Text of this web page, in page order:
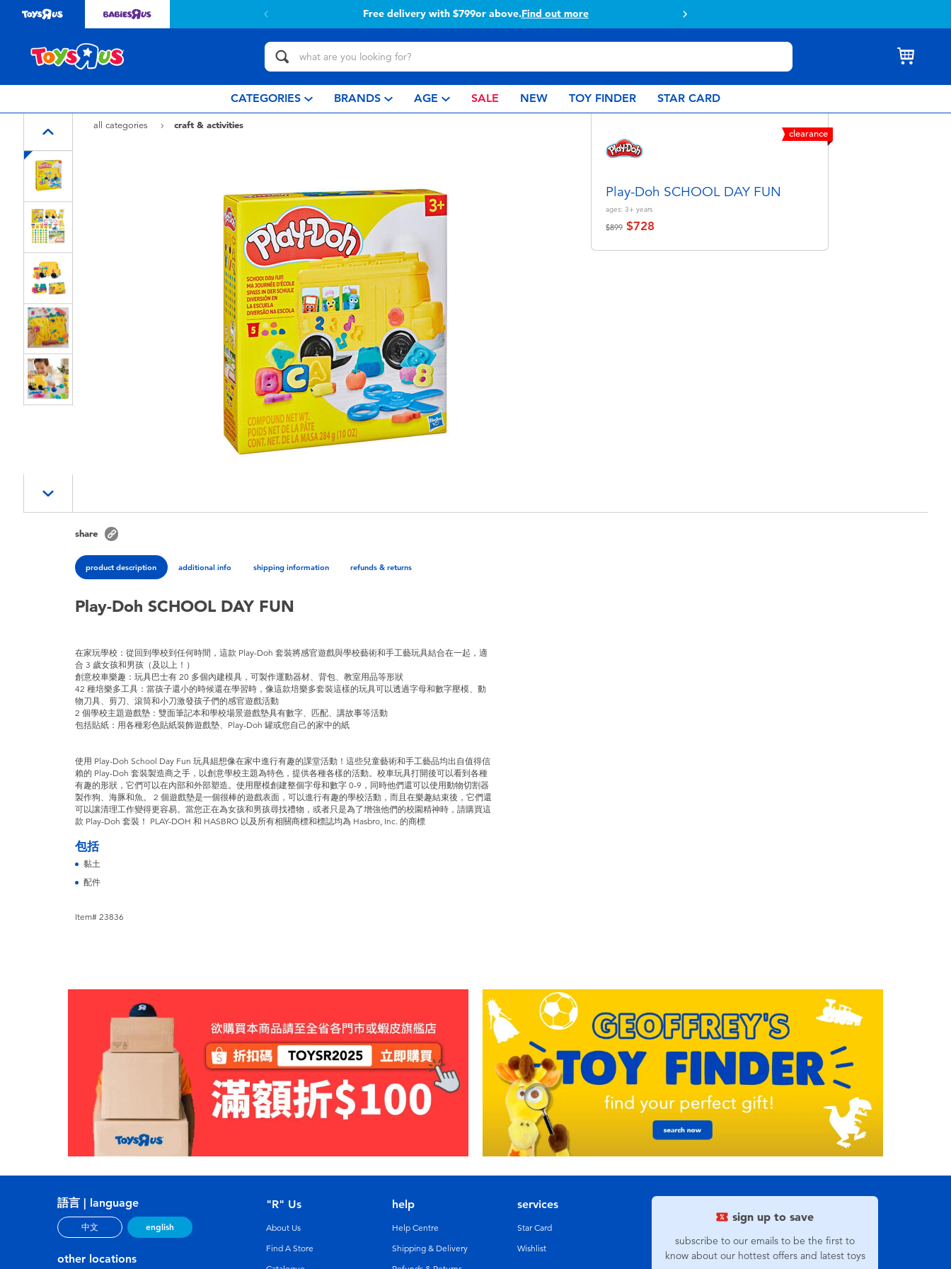
Free delivery with $799or above.Find out more
CATEGORIES BRANDS AGE SALE NEW TOY FINDER STAR CARD
all categories
craft & activities
clearance
Play-Doh SCHOOL DAY FUN
ages: 3+ years
Price reduced from
$899to$728
share
product description additional info shipping information refunds & returns
Play-Doh SCHOOL DAY FUN
在家玩學校：從回到學校到任何時間，這款 Play-Doh 套裝將感官遊戲與學校藝術和手工藝玩具結合在一起，適
合 3 歲女孩和男孩（及以上！）
創意校車樂趣：玩具巴士有 20 多個內建模具，可製作運動器材、背包、教室用品等形狀
42 種培樂多工具：當孩子還小的時候還在學習時，像這款培樂多套裝這樣的玩具可以透過字母和數字壓模、動
物刀具、剪刀、滾筒和小刀激發孩子們的感官遊戲活動
2 個學校主題遊戲墊：雙面筆記本和學校場景遊戲墊具有數字、匹配、講故事等活動
包括貼紙：用各種彩色貼紙裝飾遊戲墊、Play-Doh 罐或您自己的家中的紙
使用 Play-Doh School Day Fun 玩具組想像在家中進行有趣的課堂活動！這些兒童藝術和手工藝品均出自值得信
賴的 Play-Doh 套裝製造商之手，以創意學校主題為特色，提供各種各樣的活動。校車玩具打開後可以看到各種
有趣的形狀，它們可以在內部和外部塑造。使用壓模創建整個字母和數字 0-9，同時他們還可以使用動物切割器
製作狗、海豚和魚。 2 個遊戲墊是一個很棒的遊戲表面，可以進行有趣的學校活動，而且在樂趣結束後，它們還
可以讓清理工作變得更容易。當您正在為女孩和男孩尋找禮物，或者只是為了增強他們的校園精神時，請購買這
款 Play-Doh 套裝！ PLAY-DOH 和 HASBRO 以及所有相關商標和標誌均為 Hasbro, Inc. 的商標
包括
黏土
配件
Item# 23836
sign up to save
subscribe to our emails to be the first to
know about our hottest offers and latest toys
語言 | language
中文 english
other locations
"R" Us
About Us
Find A Store
help
Help Centre
Shipping & Delivery
services
Star Card
Wishlist